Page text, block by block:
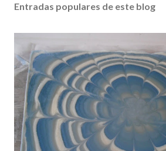
Entradas populares de este blog